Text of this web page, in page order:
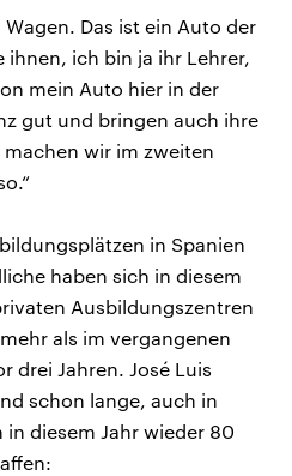
Das ist ein Auto der
ihnen, ich bin ja ihr Lehrer,
mein Auto hier in der
gut und bringen auch ihre
wir im zweiten
in Spanien
haben sich in diesem
Ausbildungszentren
als im vergangenen
drei Jahren. José Luis
schon lange, auch in
diesem Jahr wieder 80